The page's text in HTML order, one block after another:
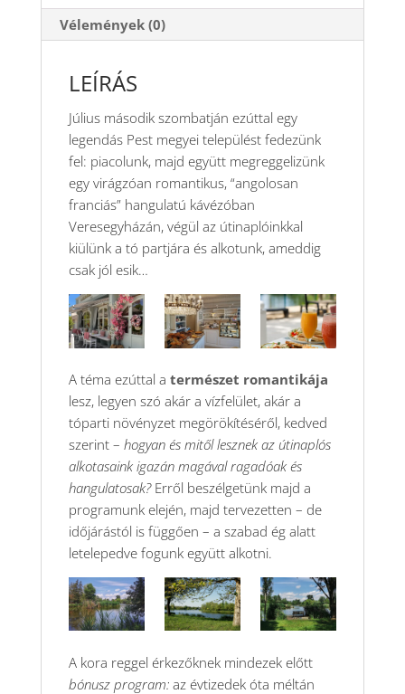
Vélemények (0)
LEÍRÁS
Július második szombatján ezúttal egy
legendás Pest megyei települést fedezünk
fel: piacolunk, majd együtt megreggelizünk
egy virágzóan romantikus, “angolosan
franciás” hangulatú kávézóban
Veresegyházán, végül az útinaplóinkkal
kiülünk a tó partjára és alkotunk, ameddig
csak jól esik…
A téma ezúttal a természet romantikája
lesz, legyen szó akár a vízfelület, akár a
tóparti növényzet megörökítéséről, kedved
szerint – hogyan és mitől lesznek az útinaplós
alkotasaink igazán magával ragadóak és
hangulatosak?Erről beszélgetünk majd a
programunk elején, majd tervezetten – de
időjárástól is függően – a szabad ég alatt
letelepedve fogunk együtt alkotni.
A kora reggel érkezőknek mindezek előtt
bónusz program:az évtizedek óta méltán